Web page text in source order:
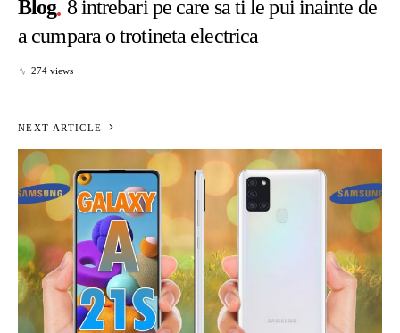
Blog 8 intrebari pe care sa ti le pui inainte de
a cumpara o trotineta electrica
274 views
NEXT ARTICLE